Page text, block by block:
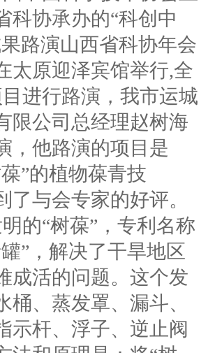
科协承办的“科创中
路演山西省科协年会
太原迎泽宾馆举行,全
进行路演，我市运城
限公司总经理赵树海
，他路演的项目是
葆”的植物葆青技
了与会专家的好评。
的“树葆”，专利名称
”，解决了干旱地区
成活的问题。这个发
桶、蒸发罩、漏斗、
示杆、浮子、逆止阀